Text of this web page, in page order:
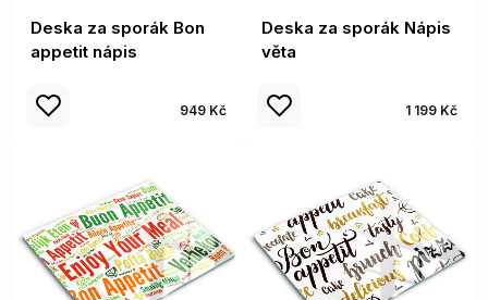
Deska za sporák Bon
appetit nápis
949 Kč
Deska za sporák Nápis
věta
1 199 Kč